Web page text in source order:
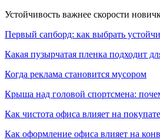
Устойчивость важнее скорости
Первый сапборд: как выбрать
Какая пузырчатая пленка подходит
Когда реклама становится мусором
Крыша над головой спортсмена:
Как чистота офиса влияет на
Как оформление офиса влияет на